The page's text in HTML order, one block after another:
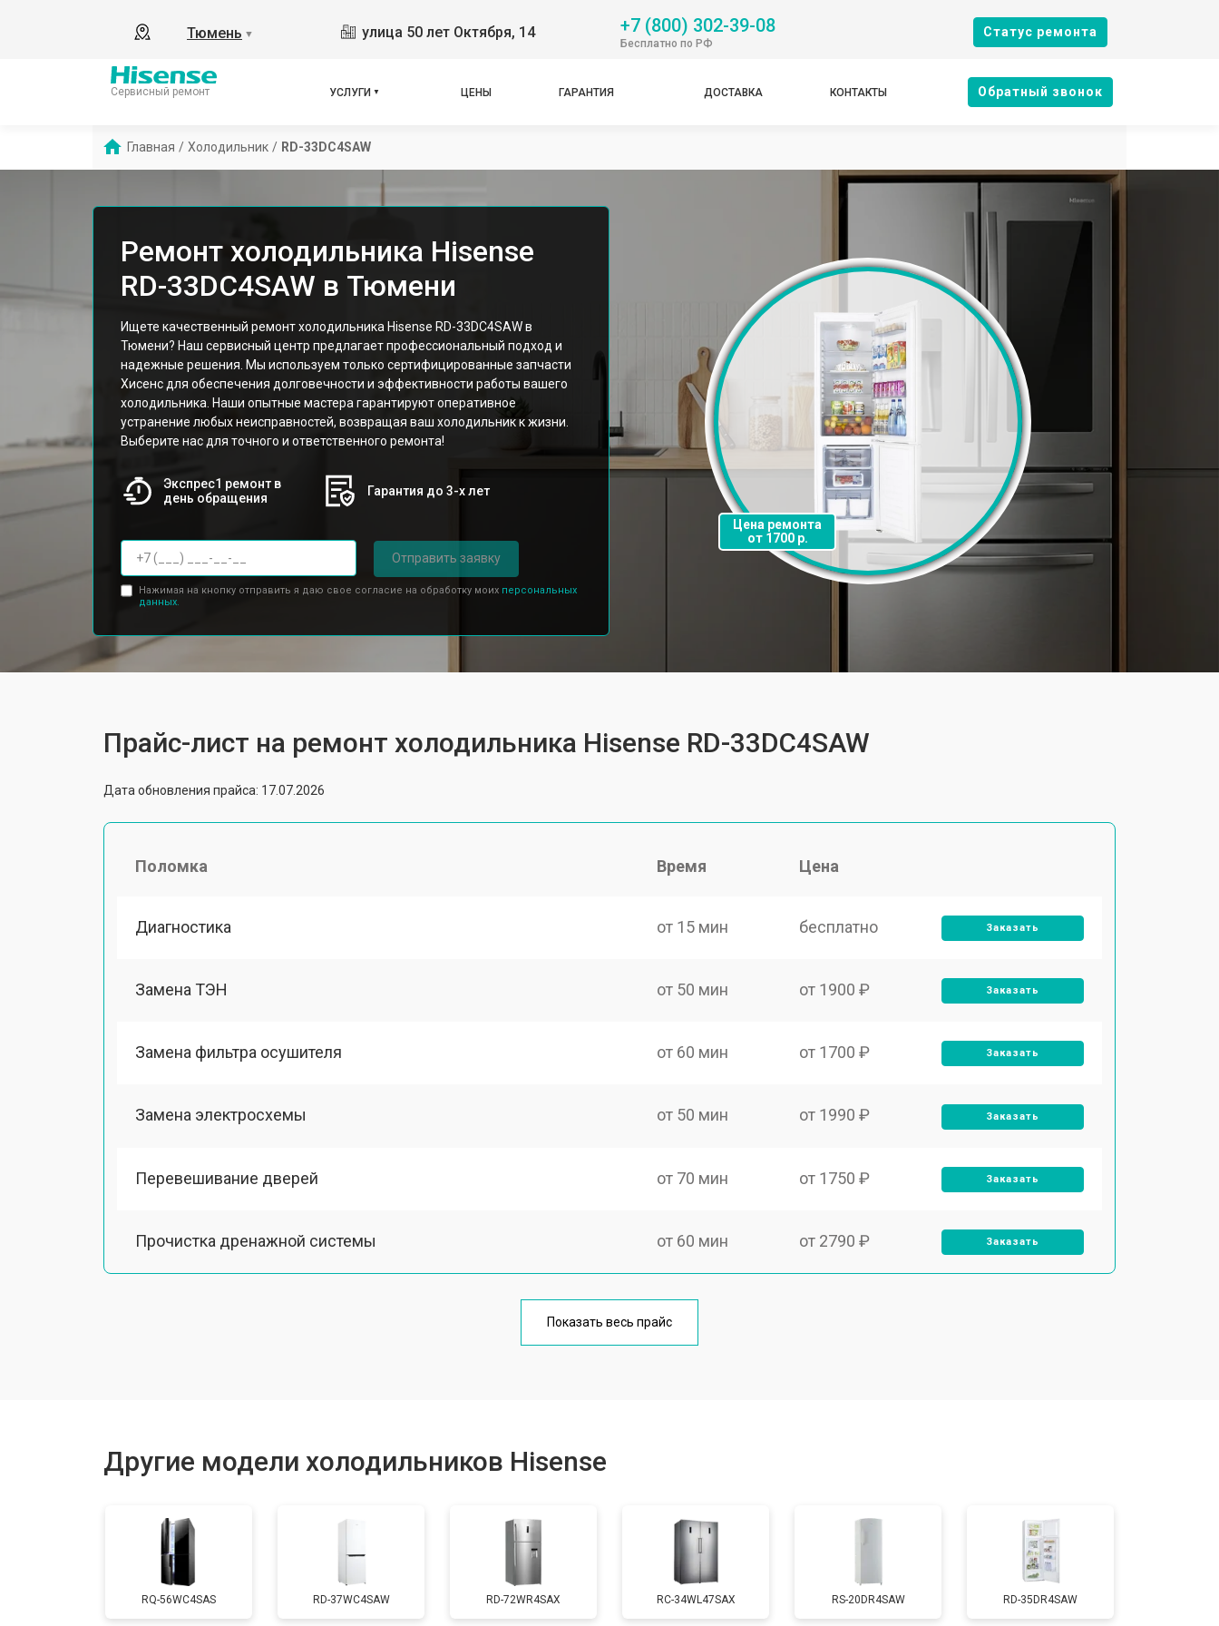
Тюмень ▼ улица 50 лет Октября, 14 +7 (800) 302-39-08
Бесплатно по РФ
Cтатус ремонта
Сервисный ремонт УСЛУГИ ЦЕНЫ ГАРАНТИЯ ДОСТАВКА КОНТАКТЫ Oбратный звонок
Главная / Холодильник / RD-33DC4SAW
Ремонт холодильника Hisense
RD-33DC4SAW в Тюмени
Ищете качественный ремонт холодильника Hisense RD-33DC4SAW в
Тюмени? Наш сервисный центр предлагает профессиональный подход и
надежные решения. Мы используем только сертифицированные запчасти
Хисенс для обеспечения долговечности и эффективности работы вашего
холодильника. Наши опытные мастера гарантируют оперативное
устранение любых неисправностей, возвращая ваш холодильник к жизни.
Выберите нас для точного и ответственного ремонта!
Экспрес1 ремонт в
день обращения
Гарантия до 3-х лет
Отправить заявку
Нажимая на кнопку отправить я даю свое согласие на обработку моих персональных
данных.
Цена ремонта
от 1700 р.
Прайс-лист на ремонт холодильника Hisense RD-33DC4SAW
Дата обновления прайса: 17.07.2026
Поломка Время Цена
Диагностика от 15 мин бесплатно Заказать
Замена ТЭН от 50 мин от 1900 ₽ Заказать
Замена фильтра осушителя от 60 мин от 1700 ₽ Заказать
Замена электросхемы от 50 мин от 1990 ₽ Заказать
Перевешивание дверей от 70 мин от 1750 ₽ Заказать
Прочистка дренажной системы от 60 мин от 2790 ₽ Заказать
от 60 мин
Замена таймера от 70 мин Заказать
Замена платы управления (мат.платы, мейн платы) от 50 мин от 1700 ₽ Заказать
Показать весь прайс
Другие модели холодильников Hisense
RQ-56WC4SAS RD-37WC4SAW RD-72WR4SAX RС-34WL47SAX RS-20DR4SAW RD-35DR4SAW